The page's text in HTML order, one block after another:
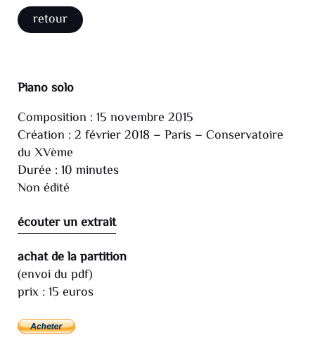
retour
Piano solo
Composition : 15 novembre 2015
Création : 2 février 2018 – Paris – Conservatoire
du XVème
Durée : 10 minutes
Non édité
écouter un extrait
achat de la partition
(envoi du pdf)
prix : 15 euros